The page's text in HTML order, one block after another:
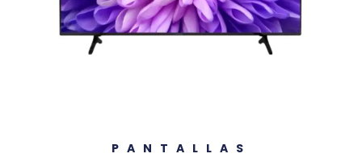
PANTALLAS